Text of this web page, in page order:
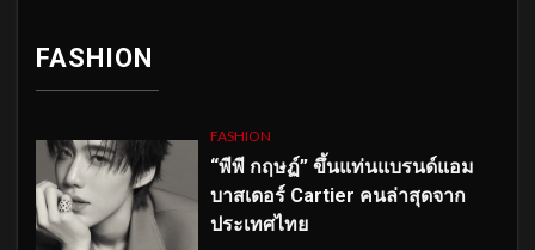
FASHION
FASHION
“พีพี กฤษฏ์” ขึ้นแท่นแบรนด์แอม
บาสเดอร์ Cartier คนล่าสุดจาก
ประเทศไทย